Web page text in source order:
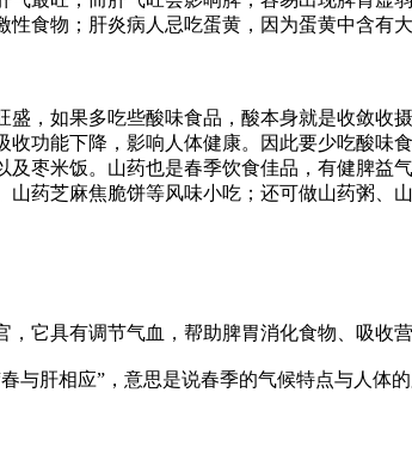
性食物；肝炎病人忌吃蛋黄，因为蛋黄中含
如果多吃些酸味食品，酸本身就是收敛收
收功能下降，影响人体健康。因此要少吃酸
及枣米饭。山药也是春季饮食佳品，有健脾
山药芝麻焦脆饼等风味小吃；还可做山药粥、山
具有调节气血，帮助脾胃消化食物、吸收
肝相应”，意思是说春季的气候特点与人体